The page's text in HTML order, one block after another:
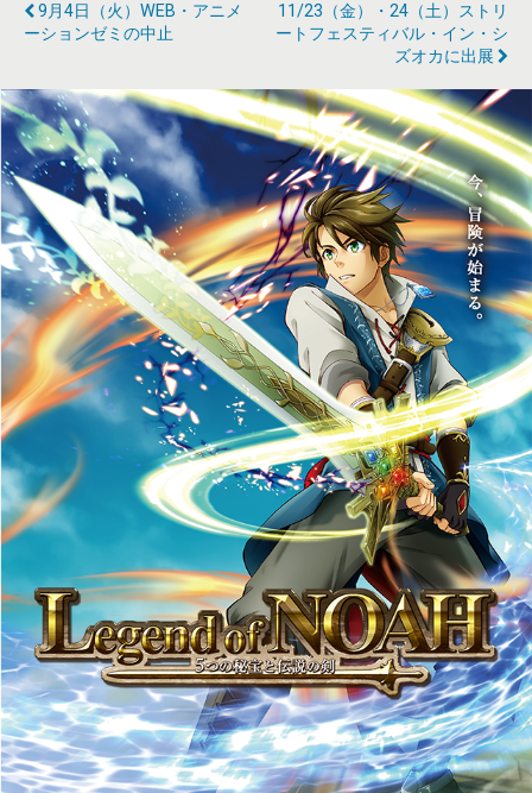
9月4日（火）WEB・アニメ
ーションゼミの中止
11/23（金）・24（土）ストリ
ートフェスティバル・イン・シ
ズオカに出展